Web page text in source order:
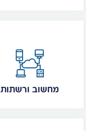
מחשוב ורשתות